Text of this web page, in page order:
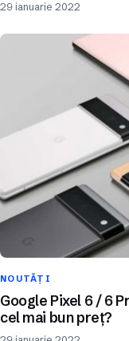
29 ianuarie 2022
NOUTĂȚI
Google Pixel 6 / 6
cel mai bun preț?